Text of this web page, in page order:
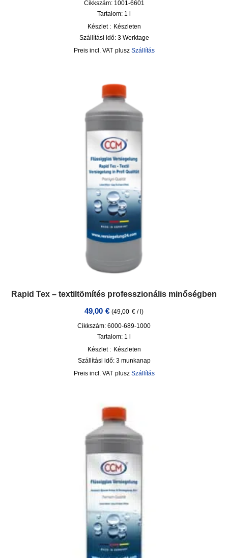
Cikkszám: 1001-6601
Tartalom: 1 l
Készlet : Készleten
Szállítási idő: 3 Werktage
incl. VAT plusz Szállítás
Rapid Tex – textiltömítés professzionális minőségben
49,00 € (49,00 € /l)
Cikkszám: 6000-689-1000
Tartalom: 1
Készlet : Készleten
Szállítási idő: 3 munkanap
incl. VAT plusz Szállítás